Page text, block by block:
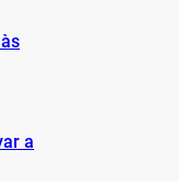
a